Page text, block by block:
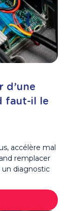
d’une
faut-il le
accélère mal
remplacer
un diagnostic